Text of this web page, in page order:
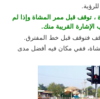
توقف قبل ممر المشاة وإذا لم
القريبة منك.
فتوقف قبل خط المفترق.
ففي مكان فيه أفضل مدى